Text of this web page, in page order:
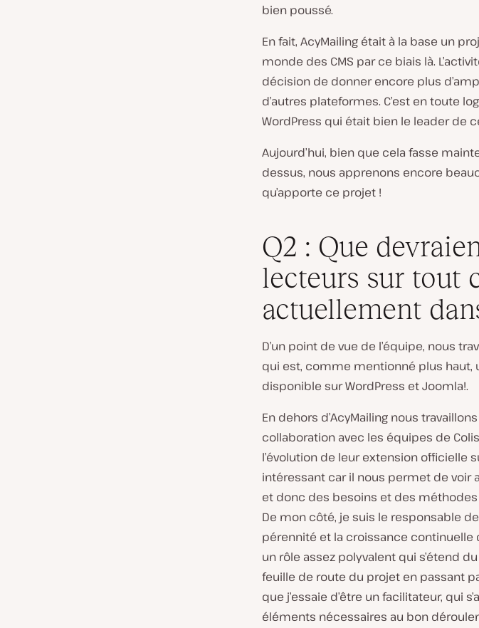
bien poussé.
En fait, AcyMailing était à la base un
monde des CMS par ce biais là.
décision de donner encore plus
d’autres plateformes. C’est en toute
WordPress qui était bien le leader de
Aujourd’hui, bien que cela fasse
dessus, nous apprenons encore
qu’apporte ce projet !
Q2 : Que
lecteurs sur tout
actuellement
D’un point de vue de l’équipe, nous
qui est, comme mentionné plus
disponible sur WordPress et Joomla!.
En dehors d’AcyMailing nous
collaboration avec les équipes de
l’évolution de leur extension officielle
intéressant car il nous permet de voir
et donc des besoins et des méthodes
De mon côté, je suis le responsable
pérennité et la croissance
un rôle assez polyvalent qui s’étend
feuille de route du projet en passant
que j’essaie d’être un facilitateur, qui
éléments nécessaires au bon